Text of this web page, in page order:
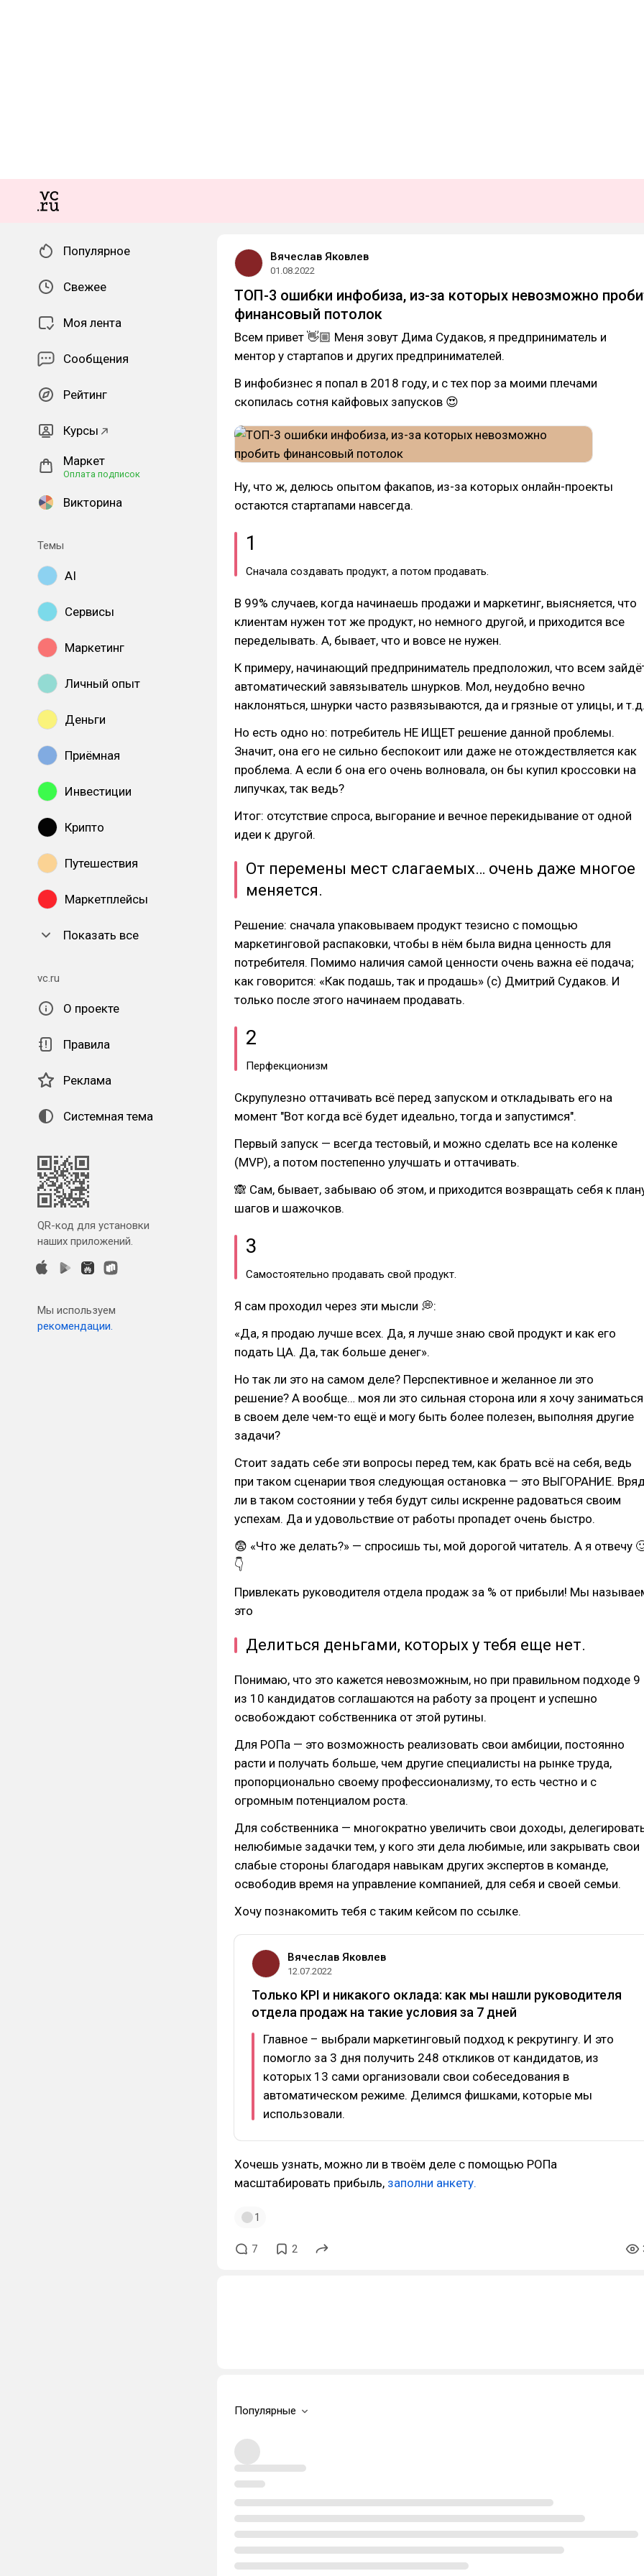
Популярное
Свежее
Моя лента
Сообщения
Рейтинг
Курсы
Маркет
Оплата подписок
Викторина
Темы
AI
Сервисы
Маркетинг
Личный опыт
Деньги
Приёмная
Инвестиции
Крипто
Путешествия
Маркетплейсы
Показать все
vc.ru
О проекте
Правила
Реклама
Системная тема
QR-код для установки
наших приложений.
Мы используем
рекомендации.
Вячеслав Яковлев
01.08.2022
ТОП-3 ошибки инфобиза, из-за которых невозможно
финансовый потолок
Всем привет 👋🏼 Меня зовут Дима Судаков, я предприниматель и
ментор у стартапов и других предпринимателей.
В инфобизнес я попал в 2018 году, и с тех пор за моими плечами
скопилась сотня кайфовых запусков 😍
Ну, что ж, делюсь опытом факапов, из-за которых онлайн-проекты
остаются стартапами навсегда.
1
Сначала создавать продукт, а потом продавать.
В 99% случаев, когда начинаешь продажи и маркетинг, выясняется, что
клиентам нужен тот же продукт, но немного другой, и приходится все
переделывать. А, бывает, что и вовсе не нужен.
К примеру, начинающий предприниматель предположил, что всем
автоматический завязыватель шнурков. Мол, неудобно вечно
наклоняться, шнурки часто развязываются, да и грязные от улицы, и
Но есть одно но: потребитель НЕ ИЩЕТ решение данной проблемы.
Значит, она его не сильно беспокоит или даже не отождествляется как
проблема. А если б она его очень волновала, он бы купил кроссовки на
липучках, так ведь?
Итог: отсутствие спроса, выгорание и вечное перекидывание от одной
идеи к другой.
От перемены мест слагаемых… очень даже многое
меняется.
Решение: сначала упаковываем продукт тезисно с помощью
маркетинговой распаковки, чтобы в нём была видна ценность для
потребителя. Помимо наличия самой ценности очень важна её подача;
как говорится: «Как подашь, так и продашь» (с) Дмитрий Судаков. И
только после этого начинаем продавать.
2
Перфекционизм
Скрупулезно оттачивать всё перед запуском и откладывать его на
момент "Вот когда всё будет идеально, тогда и запустимся".
Первый запуск — всегда тестовый, и можно сделать все на коленке
(MVP), а потом постепенно улучшать и оттачивать.
🙈 Сам, бывает, забываю об этом, и приходится возвращать себя к
шагов и шажочков.
3
Самостоятельно продавать свой продукт.
Я сам проходил через эти мысли 💭:
«Да, я продаю лучше всех. Да, я лучше знаю свой продукт и как его
подать ЦА. Да, так больше денег».
Но так ли это на самом деле? Перспективное и желанное ли это
решение? А вообще… моя ли это сильная сторона или я хочу заниматься
в своем деле чем-то ещё и могу быть более полезен, выполняя другие
задачи?
Стоит задать себе эти вопросы перед тем, как брать всё на себя, ведь
при таком сценарии твоя следующая остановка — это ВЫГОРАНИЕ.
ли в таком состоянии у тебя будут силы искренне радоваться своим
успехам. Да и удовольствие от работы пропадет очень быстро.
😨 «Что же делать?» — спросишь ты, мой дорогой читатель. А я отвечу
👇
Привлекать руководителя отдела продаж за % от прибыли! Мы
это
Делиться деньгами, которых у тебя еще нет.
Понимаю, что это кажется невозможным, но при правильном подходе 9
из 10 кандидатов соглашаются на работу за процент и успешно
освобождают собственника от этой рутины.
Для РОПа — это возможность реализовать свои амбиции, постоянно
расти и получать больше, чем другие специалисты на рынке труда,
пропорционально своему профессионализму, то есть честно и с
огромным потенциалом роста.
Для собственника — многократно увеличить свои доходы,
нелюбимые задачки тем, у кого эти дела любимые, или закрывать свои
слабые стороны благодаря навыкам других экспертов в команде,
освободив время на управление компанией, для себя и своей семьи.
Хочу познакомить тебя с таким кейсом по ссылке.
Вячеслав Яковлев
12.07.2022
Только KPI и никакого оклада: как мы нашли руководителя
отдела продаж на такие условия за 7 дней
Главное – выбрали маркетинговый подход к рекрутингу. И это
помогло за 3 дня получить 248 откликов от кандидатов, из
которых 13 сами организовали свои собеседования в
автоматическом режиме. Делимся фишками, которые мы
использовали.
Хочешь узнать, можно ли в твоём деле с помощью РОПа
масштабировать прибыль, заполни анкету.
1
7 2
Популярные